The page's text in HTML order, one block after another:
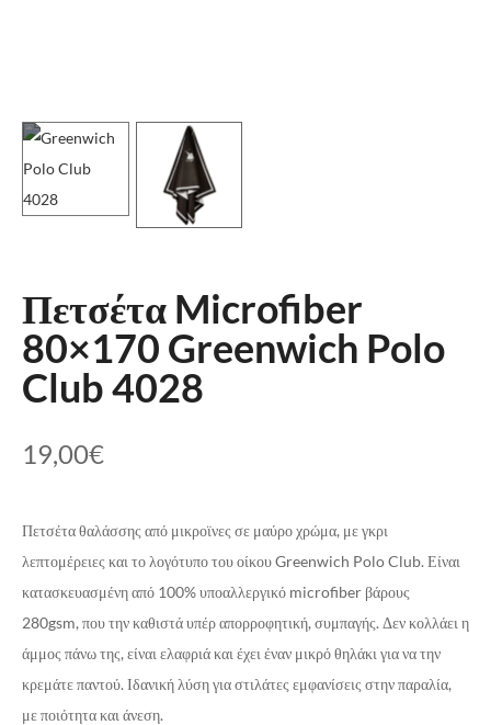
Πετσέτα Microfiber
80×170 Greenwich Polo
Club 4028
19,00€
Πετσέτα θαλάσσης από μικροϊνες σε μαύρο χρώμα, με γκρι
λεπτομέρειες και το λογότυπο του οίκου Greenwich Polo Club. Είναι
κατασκευασμένη από 100% υποαλλεργικό microfiber βάρους
280gsm, που την καθιστά υπέρ απορροφητική, συμπαγής. Δεν κολλάει η
άμμος πάνω της, είναι ελαφριά και έχει έναν μικρό θηλάκι για να την
κρεμάτε παντού. Ιδανική λύση για στιλάτες εμφανίσεις στην παραλία,
με ποιότητα και άνεση.